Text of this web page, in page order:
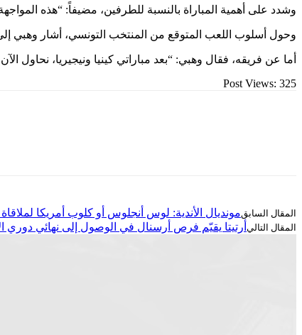
وشدد على أهمية المباراة بالنسبة للطرفين، مضيفاً: “هذه
وحول أسلوب اللعب المتوقع من المنتخب التونسي، أشار وهبي
أما عن فريقه، فقال وهبي: “بعد مباراتي كينيا ونيجيريا، نحاول
Post Views: 325
مونديال الأندية: لوس أنجلوس أو كلوب أمريكا
أرتيتا يقيّم فرص أرسنال في الوصول إلى نهائي دوري